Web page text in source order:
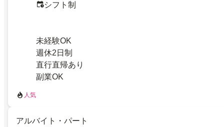
シフト制
未経験OK
週休2日制
直行直帰あり
副業OK
人気
アルバイト・パート